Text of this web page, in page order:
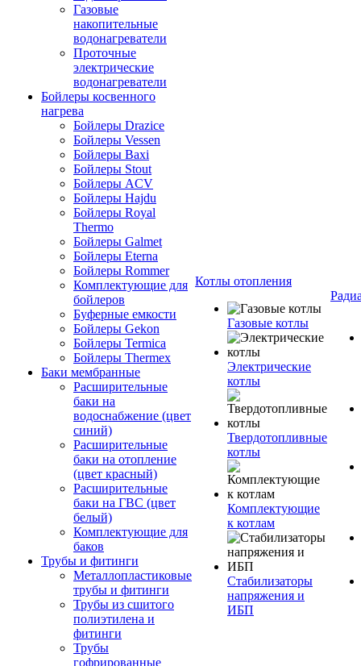
Газовые
накопительные
водонагреватели
Проточные
электрические
водонагреватели
Бойлеры косвенного
нагрева
Бойлеры Drazice
Бойлеры Vessen
Бойлеры Baxi
Бойлеры Stout
Бойлеры ACV
Бойлеры Hajdu
Бойлеры Royal
Thermo
Бойлеры Galmet
Бойлеры Eterna
Бойлеры Rommer
Комплектующие для
бойлеров
Буферные емкости
Бойлеры Gekon
Бойлеры Termica
Бойлеры Thermex
Баки мембранные
Расширительные
баки на
водоснабжение (цвет
синий)
Расширительные
баки на отопление
(цвет красный)
Расширительные
баки на ГВС (цвет
белый)
Комплектующие для
баков
Трубы и фитинги
Металлопластиковые
трубы и фитинги
Трубы из сшитого
полиэтилена и
фитинги
Трубы
гофрированные
Котлы отопления
Газовые котлы
Электрические
котлы
Твердотопливные
котлы
Комплектующие
к котлам
Стабилизаторы
напряжения и
ИБП